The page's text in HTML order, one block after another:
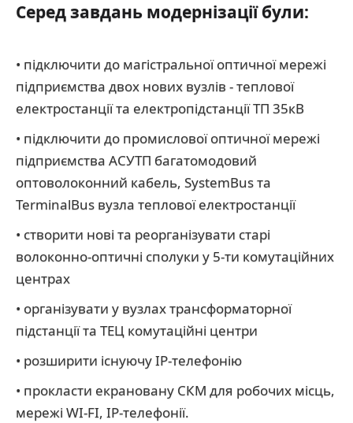
Серед завдань модернізації були:
• підключити до магістральної оптичної мережі
підприємства двох нових вузлів - теплової
електростанції та електропідстанції ТП 35кВ
• підключити до промислової оптичної мережі
підприємства АСУТП багатомодовий
оптоволоконний кабель, SystemBus та
TerminalBus вузла теплової електростанції
• створити нові та реорганізувати старі
волоконно-оптичні сполуки у 5-ти комутаційних
центрах
• організувати у вузлах трансформаторної
підстанції та ТЕЦ комутаційні центри
• розширити існуючу IP-телефонію
• прокласти екрановану СКМ для робочих місць,
мережі WI-FI, IP-телефонії.